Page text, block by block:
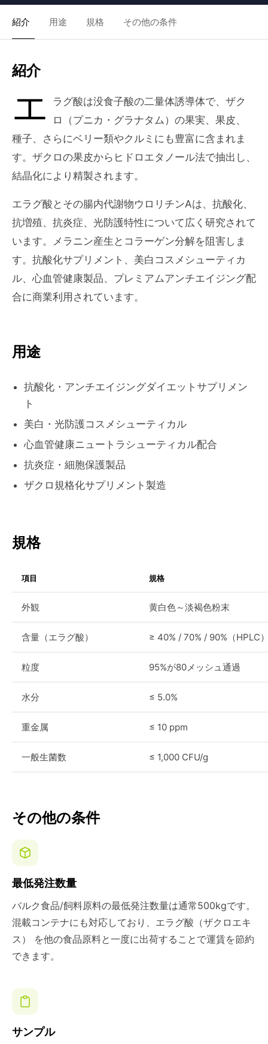
紹介 用途 規格 その他の条件
紹介
エ
ラグ酸は没食子酸の二量体誘導体で、ザク
ロ（プニカ・グラナタム）の果実、果皮、
種子、さらにベリー類やクルミにも豊富に含まれま
す。ザクロの果皮からヒドロエタノール法で抽出し、
結晶化により精製されます。
エラグ酸とその腸内代謝物ウロリチンAは、抗酸化、
抗増殖、抗炎症、光防護特性について広く研究されて
います。メラニン産生とコラーゲン分解を阻害しま
す。抗酸化サプリメント、美白コスメシューティカ
ル、心血管健康製品、プレミアムアンチエイジング配
合に商業利用されています。
用途
抗酸化・アンチエイジングダイエットサプリメン
ト
美白・光防護コスメシューティカル
心血管健康ニュートラシューティカル配合
抗炎症・細胞保護製品
ザクロ規格化サプリメント製造
規格
項目 規格
外観 黄白色～淡褐色粉末
含量（エラグ酸） ≥ 40% / 70% / 90%（HPLC
粒度 95%が80メッシュ通過
水分 ≤ 5.0%
重金属 ≤ 10 ppm
一般生菌数 ≤ 1,000 CFU/g
その他の条件
最低発注数量
バルク食品/飼料原料の最低発注数量は通常500kgです。
混載コンテナにも対応しており、エラグ酸（ザクロエキ
ス） を他の食品原料と一度に出荷することで運賃を節約
できます。
サンプル